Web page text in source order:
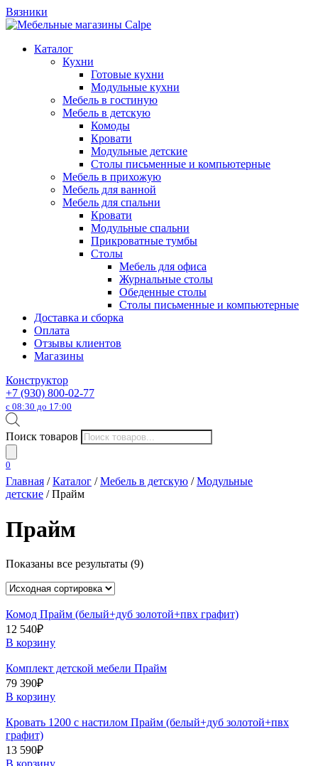
Вязники
Каталог
Кухни
Готовые кухни
Модульные кухни
Мебель в гостиную
Мебель в детскую
Комоды
Кровати
Модульные детские
Столы письменные и компьютерные
Мебель в прихожую
Мебель для ванной
Мебель для спальни
Кровати
Модульные спальни
Прикроватные тумбы
Столы
Мебель для офиса
Журнальные столы
Обеденные столы
Столы письменные и компьютерные
Доставка и сборка
Оплата
Отзывы клиентов
Магазины
Конструктор
+7 (930) 800-02-77
с 08:30 до 17:00
Поиск товаров
0
Главная /Каталог /Мебель в детскую /Модульные
детские / Прайм
Прайм
Показаны все результаты (9)
Комод Прайм (белый+дуб золотой+пвх графит)
12 540₽
В корзину
Комплект детской мебели Прайм
79 390₽
В корзину
Кровать 1200 с настилом Прайм (белый+дуб золотой+пвх
графит)
13 590₽